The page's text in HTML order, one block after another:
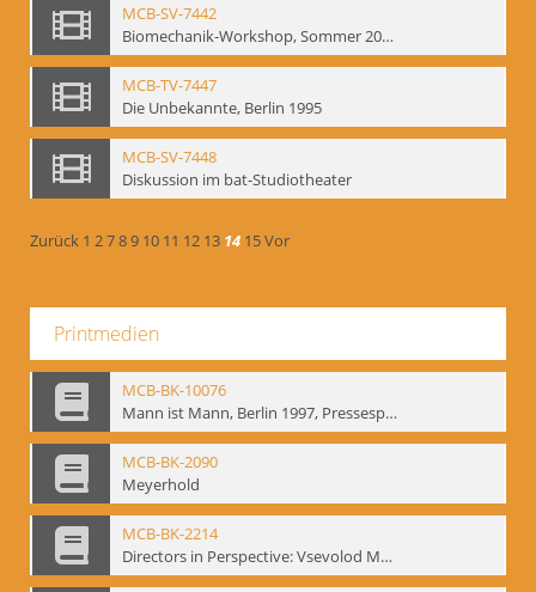
MCB-SV-7442
Biomechanik-Workshop, Sommer 2003
MCB-TV-7447
Die Unbekannte, Berlin 1995
MCB-SV-7448
Diskussion im bat-Studiotheater
Zurück 1 2789 10 11 12 13 14 15Vor
Printmedien
MCB-BK-10076
Mann ist Mann, Berlin 1997, Pressespiegel - interne Signatur: BM-prt-262-24
MCB-BK-2090
Meyerhold
MCB-BK-2214
Directors in Perspective: Vsevolod Meyerhold - interne Signatur BM-prt-6